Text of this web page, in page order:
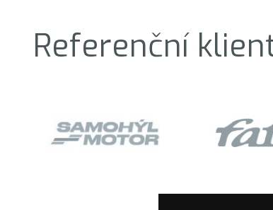
Referenční